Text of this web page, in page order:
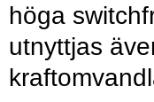
höga
utnyttjas